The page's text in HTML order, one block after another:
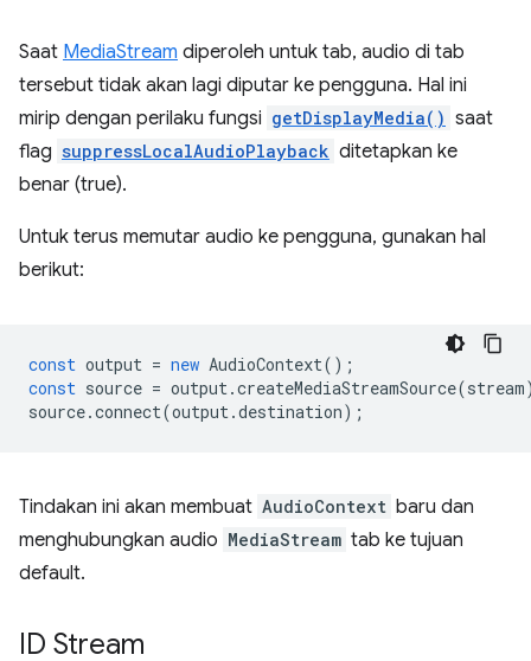
Saat MediaStream diperoleh untuk tab, audio di tab
tersebut tidak akan lagi diputar ke pengguna. Hal ini
mirip dengan perilaku fungsi getDisplayMedia() saat
flag suppressLocalAudioPlayback ditetapkan ke
benar (true).
Untuk terus memutar audio ke pengguna, gunakan hal
berikut:
const output = new AudioContext();
const source = output.createMediaStreamSource(stream
source.connect(output.destination);
Tindakan ini akan membuat AudioContext baru dan
menghubungkan audio MediaStream tab ke tujuan
default.
ID Stream